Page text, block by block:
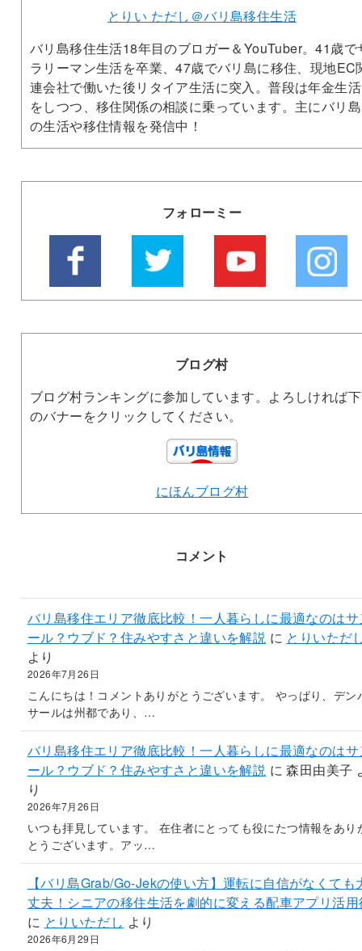
とりい ただし＠バリ島移住生活
バリ島移住生活18年目のブロガー＆YouTuber。41歳で
ラリーマン生活を卒業、47歳でバリ島に移住、現地EC
連会社で働いた後リタイア生活に突入。普段は年金生活
をしつつ、移住関係の相談に乗っています。主にバリ島
の生活や移住情報を発信中！
フォローミー
ブログ村
ブログ村ランキングに参加しています。よろしければ下
のバナーをクリックしてください。
にほんブログ村
コメント
バリ島移住エリア徹底比較！一人暮らしに最適なのはサ
ール？ウブド？住みやすさと違いを解説 に とりいただ
より
2026年7月26日
こんにちは！コメントありがとうございます。 やっぱり、デン
サールは州都であり、…
バリ島移住エリア徹底比較！一人暮らしに最適なのはサ
ール？ウブド？住みやすさと違いを解説 に森田由美子
り
2026年7月26日
いつも拝見しています。 在住者にとっても役にたつ情報をあり
とうございます。アッ…
【バリ島Grab/Go-Jekの使い方】運転に自信がなくても
丈夫！シニアの移住生活を劇的に変える配車アプリ活用
に とりいただし より
2026年6月29日